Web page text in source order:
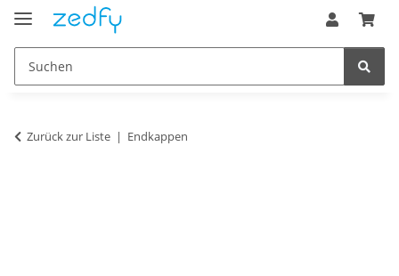
Zurück zur Liste Endkappen